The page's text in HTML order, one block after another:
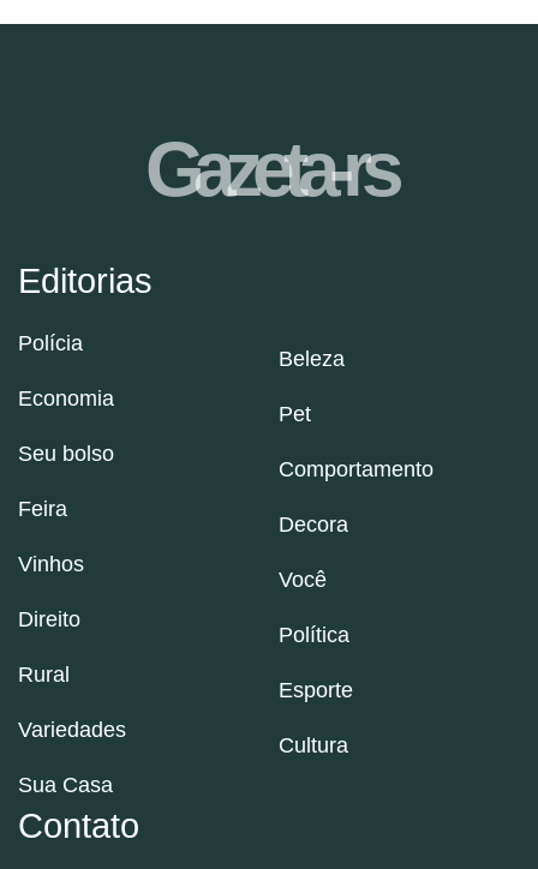
Editorias
Polícia
Economia
Seu bolso
Feira
Vinhos
Direito
Rural
Variedades
Sua Casa
Beleza
Pet
Comportamento
Decora
Você
Política
Esporte
Cultura
Contato
Gazeta-rs